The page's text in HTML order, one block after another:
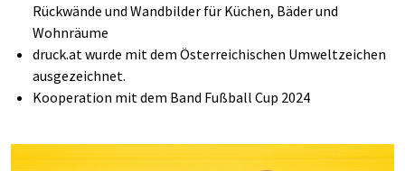
Rückwände und Wandbilder für Küchen, Bäder und
Wohnräume
druck.atwurde mit dem Österreichischen Umweltzeichen
ausgezeichnet.
Kooperation mit dem Band Fußball Cup 2024